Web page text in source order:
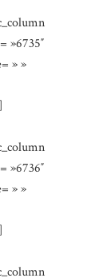
»6735″
» »
»6736″
» »